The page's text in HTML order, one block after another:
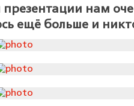
нам
ещё больше и